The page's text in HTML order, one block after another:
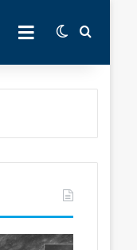
РУБРИКИSwitch skin